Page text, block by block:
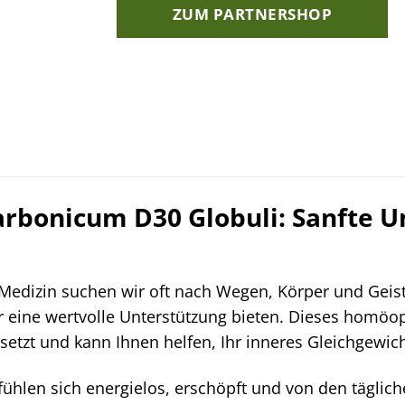
ZUM PARTNERSHOP
D30 Globuli: Sanfte
suchen wir oft nach Wegen, Körper und
wertvolle Unterstützung bieten. Dieses
und kann Ihnen helfen, Ihr inneres
sich energielos, erschöpft und von den